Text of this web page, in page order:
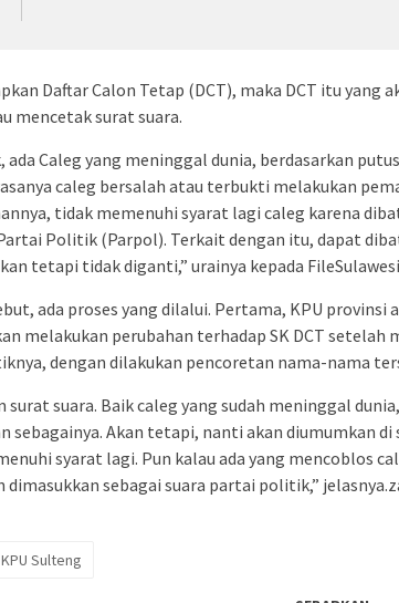
Daftar Calon Tetap (DCT), maka DCT itu yang
mencetak surat suara.
Caleg yang meninggal dunia, berdasarkan
caleg bersalah atau terbukti melakukan
tidak memenuhi syarat lagi caleg karena
Politik (Parpol). Terkait dengan itu, dapat
tetapi tidak diganti,” urainya kepada
ada proses yang dilalui. Pertama, KPU provinsi
melakukan perubahan terhadap SK DCT setelah
dengan dilakukan pencoretan nama-nama
surat suara. Baik caleg yang sudah meninggal dunia,
sebagainya. Akan tetapi, nanti akan diumumkan di
syarat lagi. Pun kalau ada yang mencoblos
dimasukkan sebagai suara partai politik,”
KPU Sulteng